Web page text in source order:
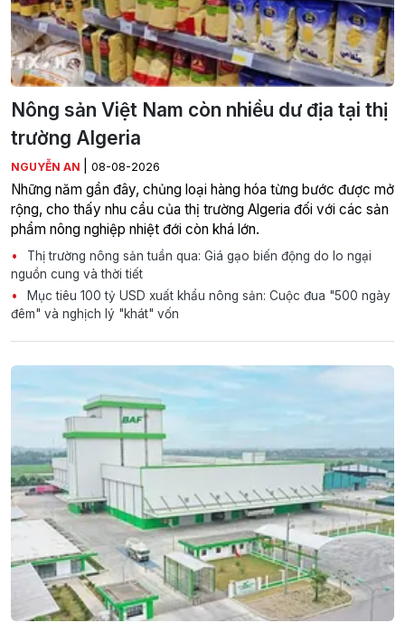
Nông sản Việt Nam còn nhiều dư địa tại thị
trường Algeria
NGUYỄN AN 08-08-2026
Những năm gần đây, chủng loại hàng hóa từng bước được mở
rộng, cho thấy nhu cầu của thị trường Algeria đối với các sản
phẩm nông nghiệp nhiệt đới còn khá lớn.
Thị trường nông sản tuần qua: Giá gạo biến động do lo ngại
nguồn cung và thời tiết
Mục tiêu 100 tỷ USD xuất khẩu nông sản: Cuộc đua "500 ngày
đêm" và nghịch lý "khát" vốn